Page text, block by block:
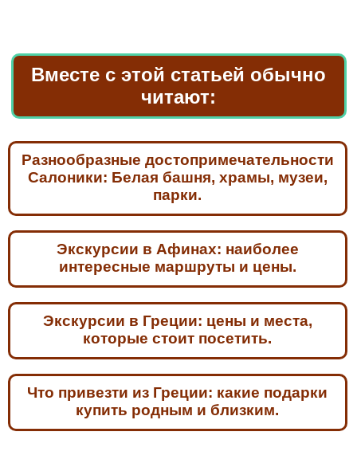
Вместе с этой статьей обычно
читают:
Разнообразные достопримечательности
Салоники: Белая башня, храмы, музеи,
парки.
Экскурсии в Афинах: наиболее
интересные маршруты и цены.
Экскурсии в Греции: цены и места,
которые стоит посетить.
Что привезти из Греции: какие подарки
купить родным и близким.